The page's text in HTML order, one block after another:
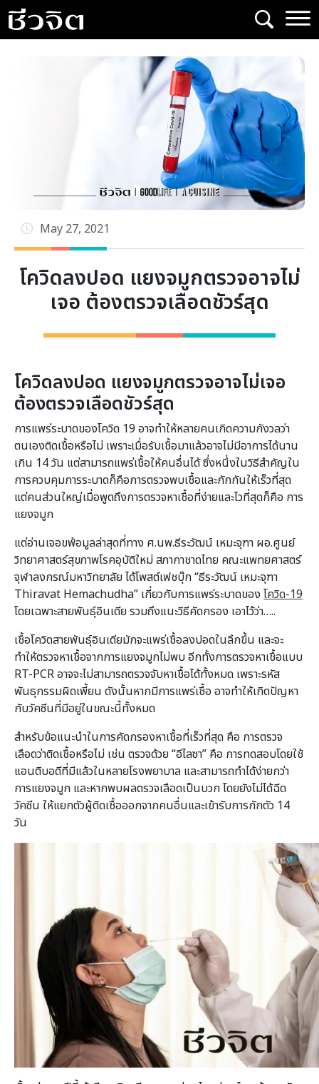
Skip
to
content
May 27, 2021
โควิดลงปอด แยงจมูกตรวจอาจไม่
เจอ ต้องตรวจเลือดชัวร์สุด
โควิดลงปอด แยงจมูกตรวจอาจไม่เจอ
ต้องตรวจเลือดชัวร์สุด
การแพร่ระบาดของโควิด 19 อาจทำให้หลายคนเกิดความกังวลว่า
ตนเองติดเชื้อหรือไม่ เพราะเมื่อรับเชื้อมาแล้วอาจไม่มีอาการได้นาน
เกิน 14 วัน แต่สามารถแพร่เชื้อให้คนอื่นได้ ซึ่งหนึ่งในวิธีสำคัญใน
การควบคุมการระบาดก็คือการตรวจพบเชื้อและกักกันให้เร็วที่สุด
แต่คนส่วนใหญ่เมื่อพูดถึงการตรวจหาเชื้อที่ง่ายและไวที่สุดก็คือ การ
แยงจมูก
แต่อ่านเจอขพ้อมูลล่าสุดที่ทาง ศ.นพ.ธีระวัฒน์ เหมะจุฑา ผอ.ศูนย์
วิทยาศาสตร์สุขภาพโรคอุบัติใหม่ สภากาชาดไทย คณะแพทยศาสตร์
จุฬาลงกรณ์มหาวิทยาลัย ได้โพสต์เฟชบุ๊ก “ธีระวัฒน์ เหมะจุฑา
Thiravat Hemachudha” เกี่ยวกับการแพร่ระบาดของ โควิด-19
โดยเฉพาะสายพันธุ์อินเดีย รวมถึงแนะวิธีคัดกรอง เอาไว้ว่า…..
เชื้อโควิดสายพันธุ์อินเดียมักจะแพร่เชื้อลงปอดในลึกขึ้น และจะ
ทำให้ตรวจหาเชื้อจากการแยงจมูกไม่พบ อีกทั้งการตรวจหาเชื้อแบบ
RT-PCR อาจจะไม่สามารถตรวจจับหาเชื้อได้ทั้งหมด เพราะรหัส
พันธุกรรมผิดเพี้ยน ดังนั้นหากมีการแพร่เชื้อ อาจทำให้เกิดปัญหา
กับวัคซีนที่มีอยู่ในขณะนี้ทั้งหมด
สำหรับข้อแนะนำในการคัดกรองหาเชื้อที่เร็วที่สุด คือ การตรวจ
เลือดว่าติดเชื้อหรือไม่ เช่น ตรวจด้วย “อีไลซา” คือ การทดสอบโดยใช้
แอนติบอดีที่มีแล้วในหลายโรงพยาบาล และสามารถทำได้ง่ายกว่า
การแยงจมูก และหากพบผลตรวจเลือดเป็นบวก โดยยังไม่ได้ฉีด
วัคซีน ให้แยกตัวผู้ติดเชื้อออกจากคนอื่นและเข้ารับการกักตัว 14
วัน